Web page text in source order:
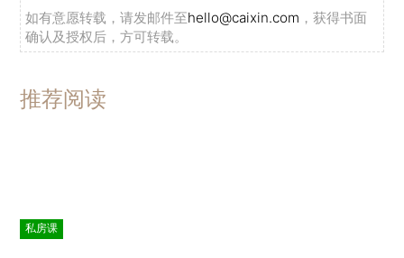
如有意愿转载，请发邮件至hello@caixin.com ，获得书面
确认及授权后，方可转载。
推荐阅读
私房课